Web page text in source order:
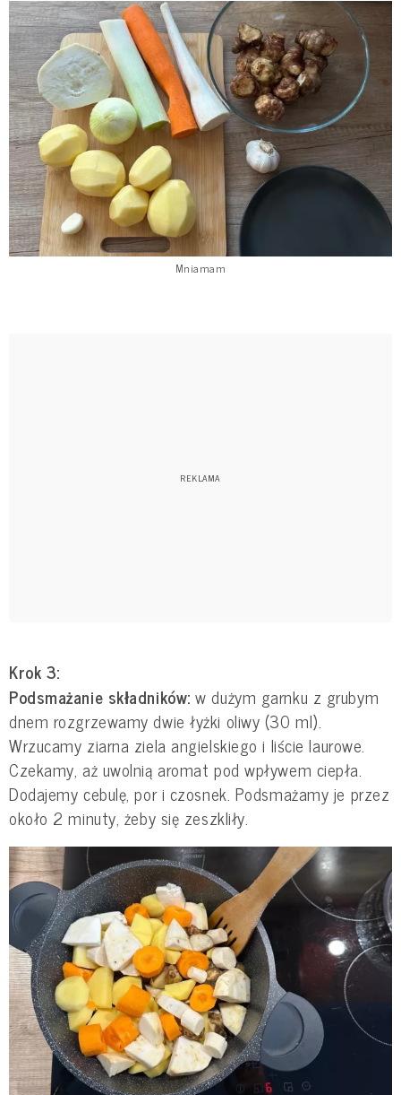
Mniamam
Krok 3:
Podsmażanie składników: w dużym garnku z grubym
dnem rozgrzewamy dwie łyżki oliwy (30 ml).
Wrzucamy ziarna ziela angielskiego i liście laurowe.
Czekamy, aż uwolnią aromat pod wpływem ciepła.
Dodajemy cebulę, por i czosnek. Podsmażamy je przez
około 2 minuty, żeby się zeszkliły.